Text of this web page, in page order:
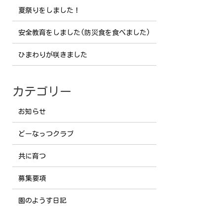
夏祭りをしました！
安全教育をしました(防災食を食べました)
ひまわりが咲きました
カテゴリー
お知らせ
どーなっつクラブ
共に育つ
募集要項
園のようす日記